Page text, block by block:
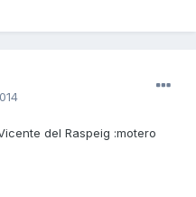
del Raspeig :motero